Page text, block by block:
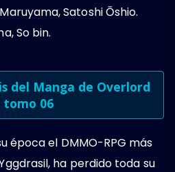
Satoshi Ōshio.
So bin.
del Manga de Overlord
tomo 06
época el DMMO-RPG más
ha perdido toda su